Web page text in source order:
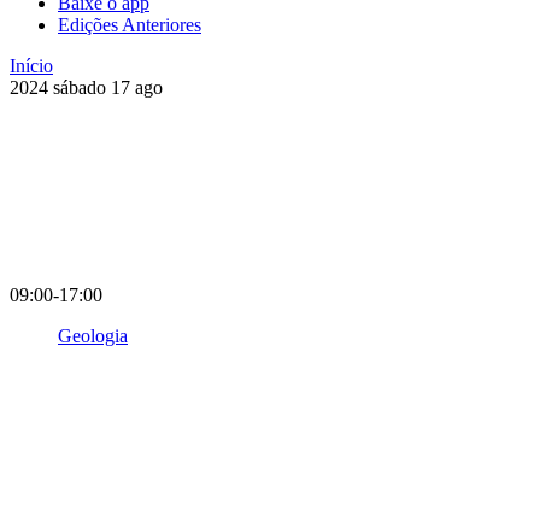
Edições Anteriores
Início
2024 sábado 17 ago
09:00-17:00
Geologia